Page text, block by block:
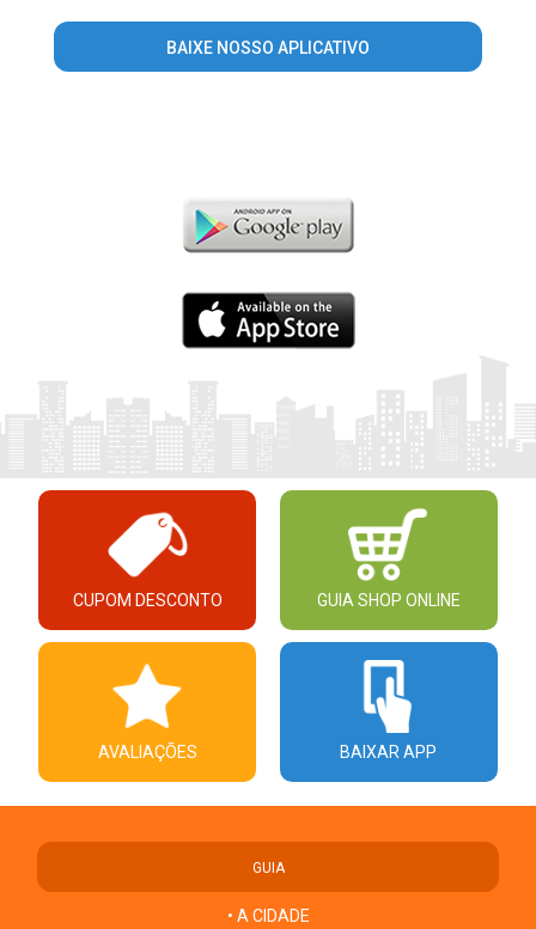
BAIXE NOSSO APLICATIVO
CUPOM DESCONTO GUIA SHOP ONLINE
AVALIAÇÕES BAIXAR APP
GUIA
• A CIDADE